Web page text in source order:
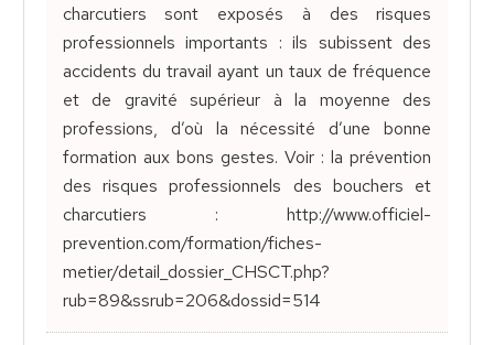
charcutiers sont exposés à des risques
professionnels importants : ils subissent des
accidents du travail ayant un taux de fréquence
et de gravité supérieur à la moyenne des
professions, d’où la nécessité d’une bonne
formation aux bons gestes. Voir : la prévention
des risques professionnels des bouchers et
charcutiers : http://www.officiel-
prevention.com/formation/fiches-
metier/detail_dossier_CHSCT.php?
rub=89&ssrub=206&dossid=514